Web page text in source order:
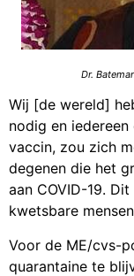
Dr.
Wij [de wereld]
nodig en
vaccin, zou zich
degenen die het
aan COVID-19.
kwetsbare
Voor de ME/cvs-
quarantaine te